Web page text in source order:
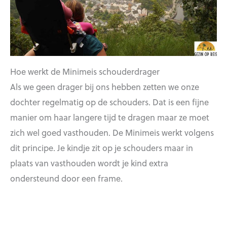
Hoe werkt de Minimeis schouderdrager
Als we geen drager bij ons hebben zetten we onze
dochter regelmatig op de schouders. Dat is een fijne
manier om haar langere tijd te dragen maar ze moet
zich wel goed vasthouden. De Minimeis werkt volgens
dit principe. Je kindje zit op je schouders maar in
plaats van vasthouden wordt je kind extra
ondersteund door een frame.